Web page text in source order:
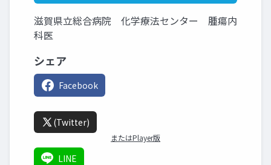
滋賀県立総合病院 化学療法センター 腫瘍内
科医
シェア
Facebook
(Twitter)
またはPlayer版
LINE